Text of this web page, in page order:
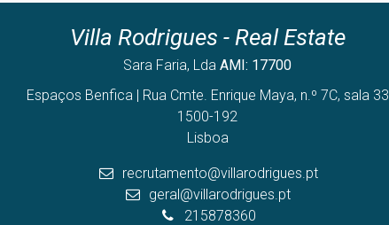
Villa Rodrigues - Real Estate
Sara Faria, Lda AMI: 17700
Espaços Benfica | Rua Cmte. Enrique Maya, n.º 7C, sala 33
1500-192
Lisboa
recrutamento@villarodrigues.pt
geral@villarodrigues.pt
215878360